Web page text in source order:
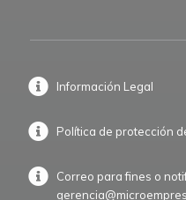
Información Legal
Política de protección
Correo para fines o